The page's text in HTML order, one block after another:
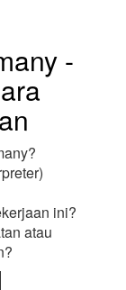
-
ini?
atau